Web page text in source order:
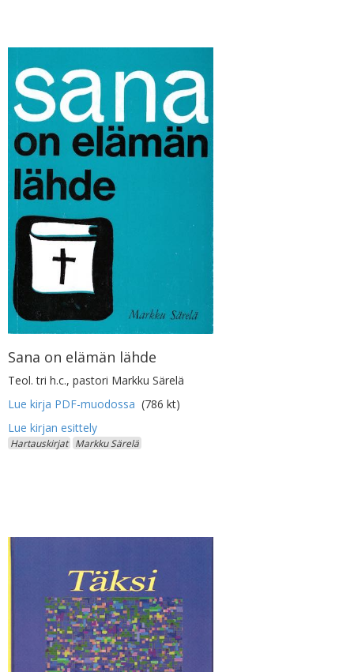
Sana on elämän lähde
Teol. tri h.c., pastori Markku Särelä
Lue kirja PDF-muodossa (786 kt)
Hartauskirjat Markku Särelä